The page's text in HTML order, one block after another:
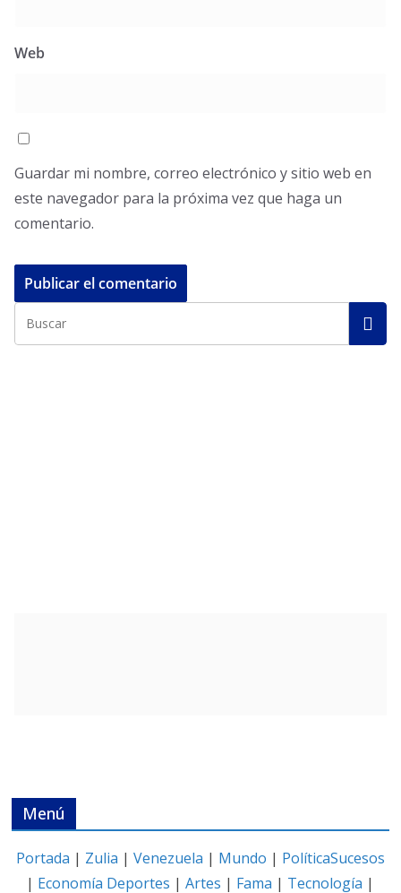
Web
Guardar mi nombre, correo electrónico y sitio web en
este navegador para la próxima vez que haga un
comentario.
Menú
Portada | Zulia | Venezuela | Mundo | PolíticaSucesos
| Economía Deportes |Artes | Fama | Tecnología |